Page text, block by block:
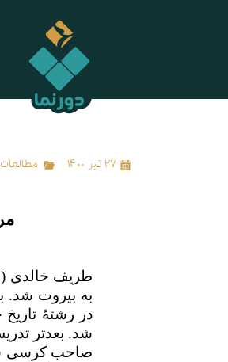
۲۷ تیر ۱۴۰۰
طریف خالدی
به بیروت شد.
در رشتهٔ
شد. بعدتر
صاحب کرسی